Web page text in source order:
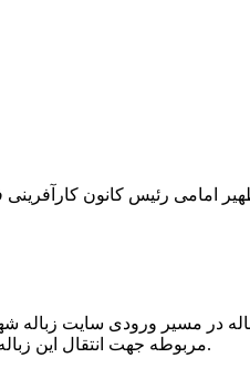
در مسیر ورودی سایت
مربوطه جهت انتقال این زباله ها توسط لودر به سایت و دفن آنها، سید مهدی حسینی دهیار چمگل با ارسال تصاویری خبر از جمع آوری این زباله ها توسط شهرداری داد.